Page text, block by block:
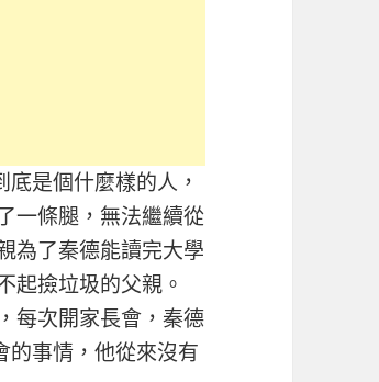
是個什麼樣的人，
一條腿，無法繼續從
為了秦德能讀完大學
起撿垃圾的父親。
每次開家長會，秦德
的事情，他從來沒有